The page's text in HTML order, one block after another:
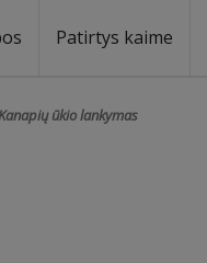
Patirtys kaime
ūkio lankymas